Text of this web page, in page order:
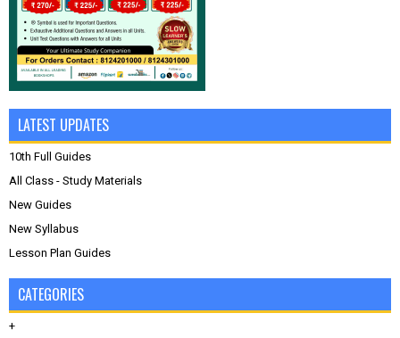
LATEST UPDATES
10th Full Guides
All Class - Study Materials
New Guides
New Syllabus
Lesson Plan Guides
CATEGORIES
+